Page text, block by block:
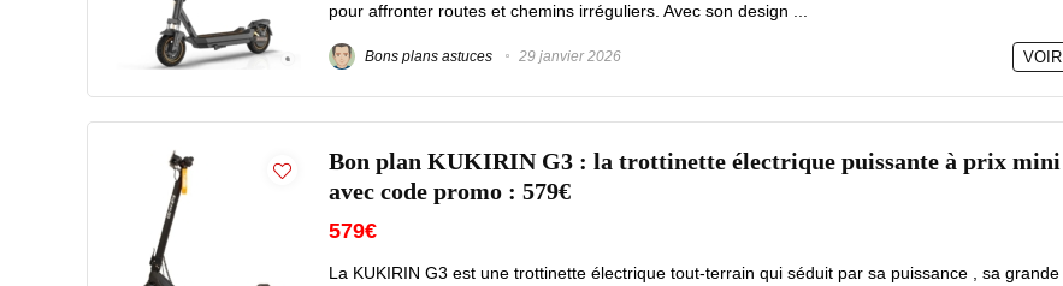
pour affronter routes et chemins irréguliers. Avec son design ...
Bons plans astuces 29 janvier 2026 VOIR
Bon plan KUKIRIN G3 : la trottinette électrique puissante à prix mini
avec code promo : 579€
579€
La KUKIRIN G3 est une trottinette électrique tout-terrain qui séduit par sa puissance , sa grande